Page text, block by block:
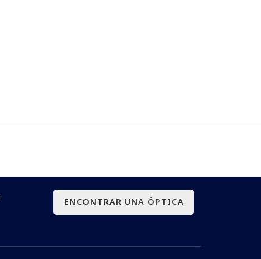
ENCONTRAR UNA ÓPTICA